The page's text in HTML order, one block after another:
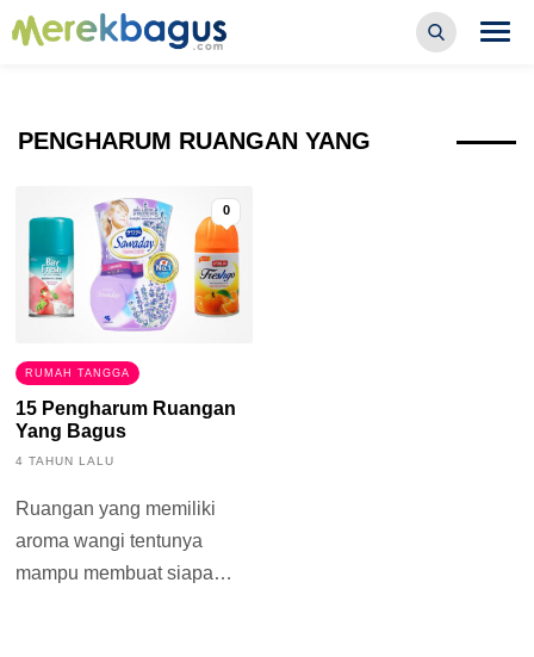
PENGHARUM RUANGAN YANG
0
RUMAH TANGGA
15 Pengharum Ruangan
Yang Bagus
4 TAHUN LALU
Ruangan yang memiliki
aroma wangi tentunya
mampu membuat siapa